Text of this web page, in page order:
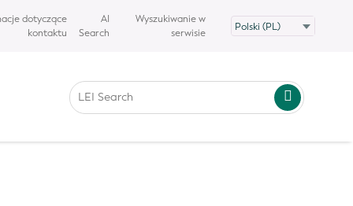
dotyczące
kontaktu
AI
Search
Wyszukiwanie w
serwisie
sztuczną inteligencję. Nie